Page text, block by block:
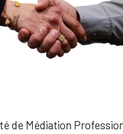
de Médiation